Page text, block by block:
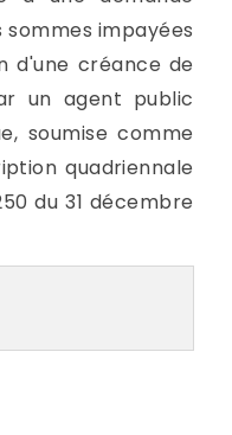
impayées
d'une créance de
un agent public
soumise comme
quadriennale
du 31 décembre